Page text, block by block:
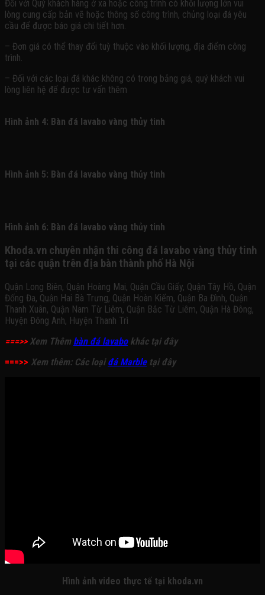
Đối với Quý khách hàng ở xa hoặc công trình có khối lượng lớn vui
lòng cung cấp bản vẽ hoặc thông số công trình, chủng loại đá yêu
cầu để được báo giá chi tiết hơn.
– Đơn giá có thể thay đổi tuỳ thuộc vào khối lượng, địa điểm công
trình.
– Đối với các loại đá khác không có trong bảng giá, quý khách vui
lòng liên hệ để được tư vấn thêm
Hình ảnh 4: Bàn đá lavabo vàng thủy tinh
Hình ảnh 5: Bàn đá lavabo vàng thủy tinh
Hình ảnh 6: Bàn đá lavabo vàng thủy tinh
Khoda.vn chuyên nhận thi công đá lavabo vàng thủy tinh
tại các quận trên địa bàn thành phố Hà Nội
Quận Long Biên, Quận Hoàng Mai, Quận Cầu Giấy, Quận Tây Hồ, Quận
Đống Đa, Quận Hai Bà Trưng, Quận Hoàn Kiếm, Quận Ba Đình, Quận
Thanh Xuân, Quận Nam Từ Liêm, Quận Bắc Từ Liêm, Quận Hà Đông,
Huyện Đông Anh, Huyện Thanh Trì
===>>Xem Thêm bàn đá lavabokhác tại đây
===>> Xem thêm: Các loạiđá Marbletại đây
Hình ảnh video thực tế tại khoda.vn